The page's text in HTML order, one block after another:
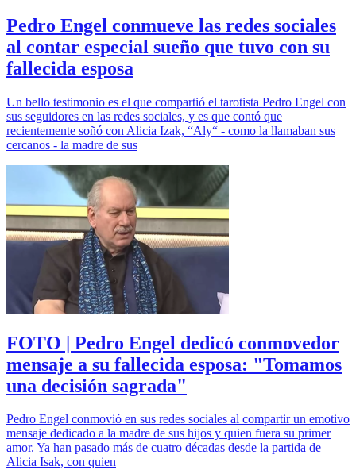
Pedro Engel conmueve las redes sociales
al contar especial sueño que tuvo con su
fallecida esposa
Un bello testimonio es el que compartió el tarotista Pedro Engel con
sus seguidores en las redes sociales, y es que contó que
recientemente soñó con Alicia Izak, “Aly“ - como la llamaban sus
cercanos - la madre de sus
FOTO | Pedro Engel dedicó conmovedor
mensaje a su fallecida esposa: "Tomamos
una decisión sagrada"
Pedro Engel conmovió en sus redes sociales al compartir un emotivo
mensaje dedicado a la madre de sus hijos y quien fuera su primer
amor. Ya han pasado más de cuatro décadas desde la partida de
Alicia Isak, con quien